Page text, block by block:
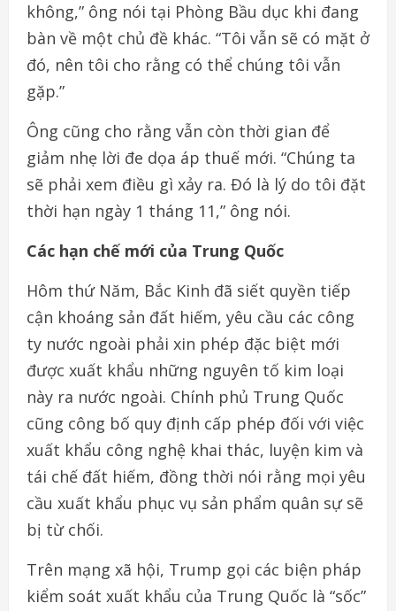
không,” ông nói tại Phòng Bầu dục khi đang
bàn về một chủ đề khác. “Tôi vẫn sẽ có mặt ở
đó, nên tôi cho rằng có thể chúng tôi vẫn
gặp.”
Ông cũng cho rằng vẫn còn thời gian để
giảm nhẹ lời đe dọa áp thuế mới. “Chúng ta
sẽ phải xem điều gì xảy ra. Đó là lý do tôi đặt
thời hạn ngày 1 tháng 11,” ông nói.
Các hạn chế mới của Trung Quốc
Hôm thứ Năm, Bắc Kinh đã siết quyền tiếp
cận khoáng sản đất hiếm, yêu cầu các công
ty nước ngoài phải xin phép đặc biệt mới
được xuất khẩu những nguyên tố kim loại
này ra nước ngoài. Chính phủ Trung Quốc
cũng công bố quy định cấp phép đối với việc
xuất khẩu công nghệ khai thác, luyện kim và
tái chế đất hiếm, đồng thời nói rằng mọi yêu
cầu xuất khẩu phục vụ sản phẩm quân sự sẽ
bị từ chối.
Trên mạng xã hội, Trump gọi các biện pháp
kiểm soát xuất khẩu của Trung Quốc là “sốc”